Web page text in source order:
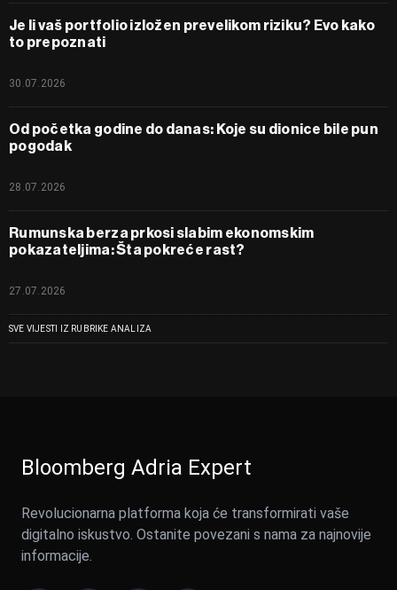
Je li vaš portfolio izložen prevelikom riziku? Evo kako
to prepoznati
30.07.2026
Od početka godine do danas: Koje su dionice bile pun
pogodak
28.07.2026
Rumunska berza prkosi slabim ekonomskim
pokazateljima: Šta pokreće rast?
27.07.2026
SVE VIJESTI IZ RUBRIKE ANALIZA
Bloomberg Adria Expert
Revolucionarna platforma koja će transformirati vaše
digitalno iskustvo. Ostanite povezani s nama za najnovije
informacije.